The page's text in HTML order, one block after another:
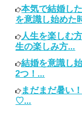
本気で結婚し
を意識し始めた
人生を楽しむ
生の楽しみ方...
結婚を意識し
2つ！...
まだまだ暑い
♡...